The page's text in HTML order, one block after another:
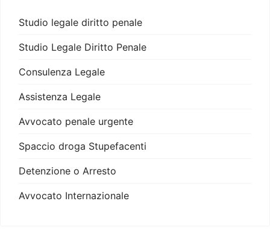
Studio legale diritto penale
Studio Legale Diritto Penale
Consulenza Legale
Assistenza Legale
Avvocato penale urgente
Spaccio droga Stupefacenti
Detenzione o Arresto
Avvocato Internazionale